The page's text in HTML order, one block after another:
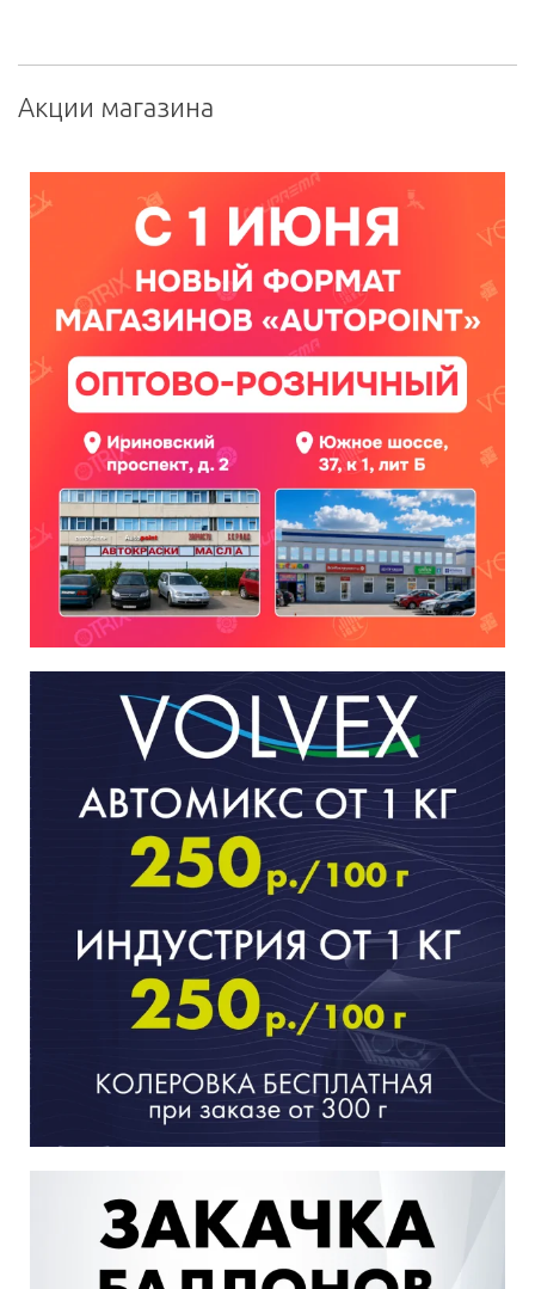
Акции магазина